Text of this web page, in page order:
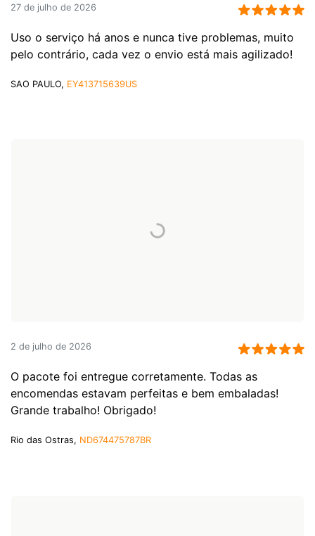
27 de julho de 2026
Uso o serviço há anos e nunca tive problemas, muito
pelo contrário, cada vez o envio está mais agilizado!
SAO PAULO, EY413715639US
2 de julho de 2026
O pacote foi entregue corretamente. Todas as
encomendas estavam perfeitas e bem embaladas!
Grande trabalho! Obrigado!
Rio das Ostras, ND674475787BR